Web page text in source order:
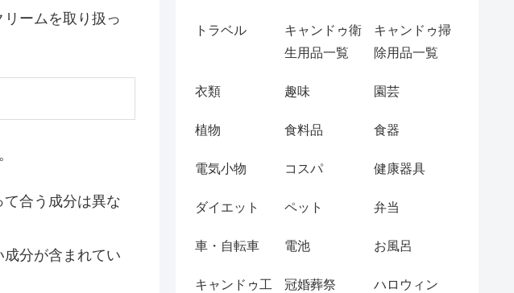
ームを取り扱っ
合う成分は異な
成分が含まれてい
トラベル
キャンドゥ衛
生用品一覧
キャンドゥ掃
除用品一覧
衣類 趣味 園芸
植物 食料品 食器
電気小物 コスパ 健康器具
ダイエット ペット 弁当
車・自転車 電池 お風呂
キャンドゥ工
冠婚葬祭 ハロウィン